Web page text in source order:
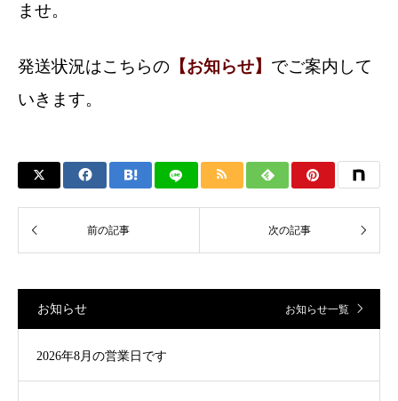
ませ。
発送状況はこちらの 【お知らせ】 でご案内して
いきます。
お知らせ お知らせ一覧
2026年8月の営業日です